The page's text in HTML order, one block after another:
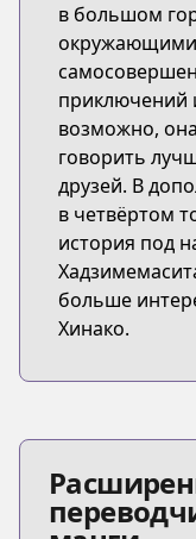
в большом
приключений
возможно,
говорить
друзей. В
в четвёртом
история под
больше
Хинако.